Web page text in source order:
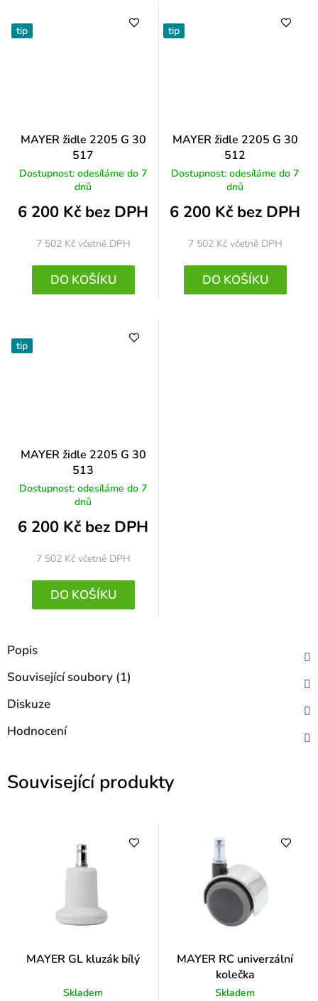
tip
MAYER židle 2205 G 30
517
Dostupnost: odesíláme do 7
dnů
6 200 Kč bez DPH
7 502 Kč včetně DPH
DO KOŠÍKU
tip
MAYER židle 2205 G 30
512
Dostupnost: odesíláme do 7
dnů
6 200 Kč bez DPH
7 502 Kč včetně DPH
DO KOŠÍKU
tip
MAYER židle 2205 G 30
513
Dostupnost: odesíláme do 7
dnů
6 200 Kč bez DPH
7 502 Kč včetně DPH
DO KOŠÍKU
Popis
Související soubory (1)
Diskuze
Hodnocení
Související produkty
MAYER GL kluzák bílý
Skladem
MAYER RC univerzální
kolečka
Skladem